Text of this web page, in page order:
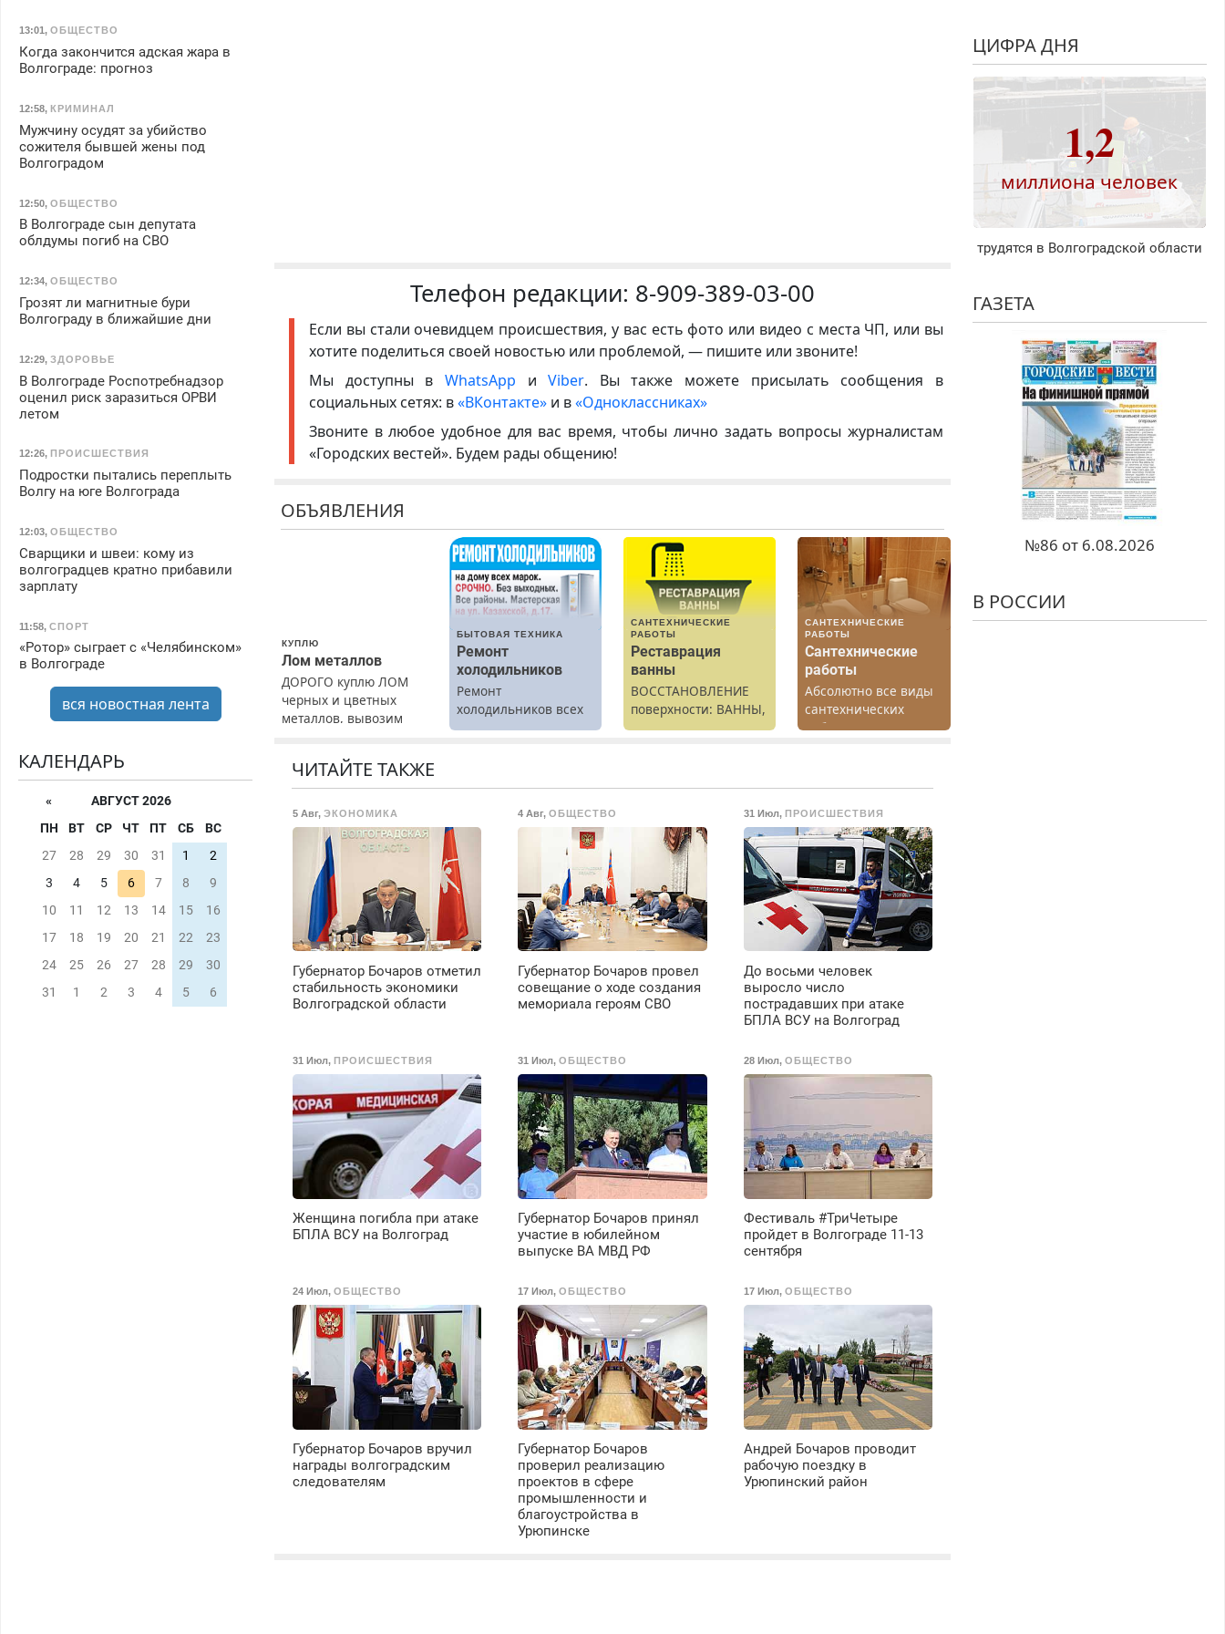
Телефон редакции: 8-909-389-03-00
Если вы стали очевидцем происшествия, у вас есть фото или видео с места ЧП, или вы
хотите поделиться своей новостью или проблемой, — пишите или звоните!
Мы доступны в WhatsApp иViber. Вы также можете присылать сообщения в
социальных сетях: в«ВКонтакте» и в«Одноклассниках»
Звоните в любое удобное для вас время, чтобы лично задать вопросы журналистам
«Городских вестей». Будем рады общению!
ОБЪЯВЛЕНИЯ
КУПЛЮ
Лом металлов
ДОРОГО куплю ЛОМ
черных и цветных
металлов, вывозим
БЫТОВАЯ ТЕХНИКА
Ремонт
холодильников
Ремонт
холодильников всех
марок на дому.
САНТЕХНИЧЕСКИЕ
РАБОТЫ
Реставрация
ванны
ВОССТАНОВЛЕНИЕ
поверхности: ВАННЫ,
раковины,
САНТЕХНИЧЕСКИЕ
РАБОТЫ
Сантехнические
работы
Абсолютно все виды
сантехнических
работ. Быстро.
ЧИТАЙТЕ ТАКЖЕ
5 Авг,ЭКОНОМИКА
Губернатор Бочаров отметил
стабильность экономики
Волгоградской области
4 Авг,ОБЩЕСТВО
Губернатор Бочаров провел
совещание о ходе создания
мемориала героям СВО
31 Июл, ПРОИСШЕСТВИЯ
До восьми человек
выросло число
пострадавших при атаке
БПЛА ВСУ на Волгоград
31 Июл, ПРОИСШЕСТВИЯ
Женщина погибла при атаке
БПЛА ВСУ на Волгоград
31 Июл,ОБЩЕСТВО
Губернатор Бочаров принял
участие в юбилейном
выпуске ВА МВД РФ
28 Июл, ОБЩЕСТВО
Фестиваль #ТриЧетыре
пройдет в Волгограде 11-13
сентября
24 Июл,ОБЩЕСТВО
Губернатор Бочаров вручил
награды волгоградским
следователям
17 Июл,ОБЩЕСТВО
Губернатор Бочаров
проверил реализацию
проектов в сфере
промышленности и
благоустройства в
Урюпинске
17 Июл, ОБЩЕСТВО
Андрей Бочаров проводит
рабочую поездку в
Урюпинский район
13:01, ОБЩЕСТВО
Когда закончится адская жара в
Волгограде: прогноз
12:58, КРИМИНАЛ
Мужчину осудят за убийство
сожителя бывшей жены под
Волгоградом
12:50, ОБЩЕСТВО
В Волгограде сын депутата
облдумы погиб на СВО
12:34, ОБЩЕСТВО
Грозят ли магнитные бури
Волгограду в ближайшие дни
12:29, ЗДОРОВЬЕ
В Волгограде Роспотребнадзор
оценил риск заразиться ОРВИ
летом
12:26, ПРОИСШЕСТВИЯ
Подростки пытались переплыть
Волгу на юге Волгограда
12:03, ОБЩЕСТВО
Сварщики и швеи: кому из
волгоградцев кратно прибавили
зарплату
11:58, СПОРТ
«Ротор» сыграет с «Челябинском»
в Волгограде
вся новостная лента
КАЛЕНДАРЬ
«
АВГУСТ 2026
ПН
ВТ СР ЧТ ПТ СБ
ВС
27
28 29 30 31 1
2
3
4 5 6 7 8
9
10
11 12 13 14 15
16
17
18 19 20 21 22
23
24
25 26 27 28 29
30
31
1 2 3 4 5 6
ЦИФРА ДНЯ
1,2
миллиона человек
трудятся в Волгоградской области
ГАЗЕТА
№86 от 6.08.2026
В РОССИИ